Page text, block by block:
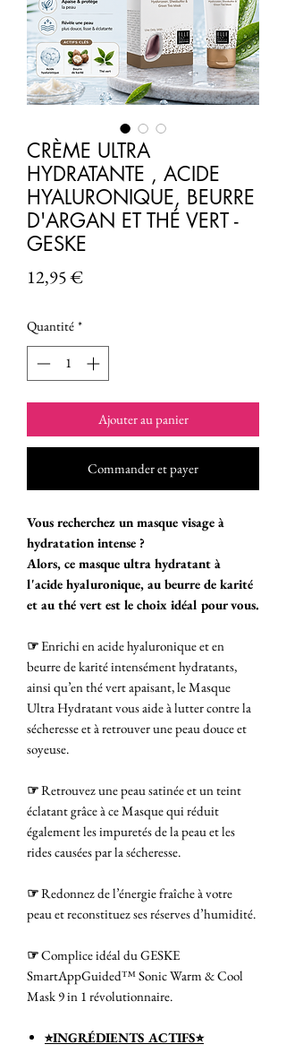
CRÈME ULTRA
HYDRATANTE , ACIDE
HYALURONIQUE, BEURRE
D'ARGAN ET THÉ VERT -
GESKE
12,95 €Prix
Quantité *
Ajouter au panier
Commander et payer
Vous recherchez un masque visage à
hydratation intense ?
Alors, ce masque ultra hydratant à
l'acide hyaluronique, au beurre de karité
et au thé vert est le choix idéal pour vous.
☞Enrichi en acide hyaluronique et en
beurre de karité intensément hydratants,
ainsi qu’en thé vert apaisant, le Masque
Ultra Hydratant vous aide à lutter contre la
sécheresse et à retrouver une peau douce et
soyeuse.
☞Retrouvez une peau satinée et un teint
éclatant grâce à ce Masque qui réduit
également les impuretés de la peau et les
rides causées par la sécheresse.
☞Redonnez de l’énergie fraîche à votre
peau et reconstituez ses réserves d’humidité.
☞Complice idéal du GESKE
SmartAppGuided™ Sonic Warm & Cool
Mask 9 in 1 révolutionnaire.
⭐︎INGRÉDIENTS ACTIFS⭐︎